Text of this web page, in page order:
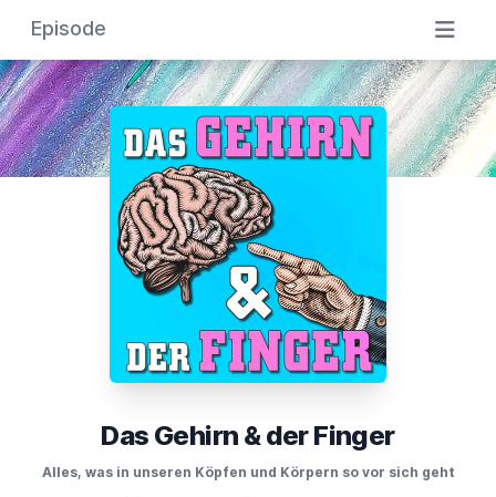
Episode
Das Gehirn & der Finger
Alles, was in unseren Köpfen und Körpern so vor sich geht